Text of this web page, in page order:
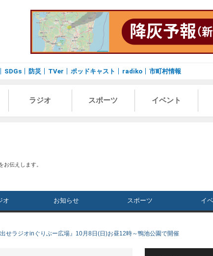
SDGs 防災 TVer ポッドキャスト radiko 市町村情報
ラジオ スポーツ イベント
伝えします。
オ お知らせ スポーツ イ
せラジオinぐりぶー広場』10月8日(日)お昼12時～鴨池公園で開催